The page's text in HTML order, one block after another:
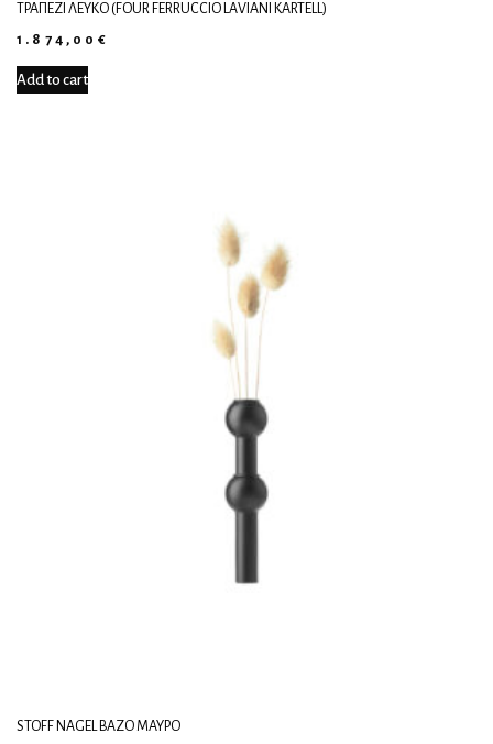
ΤΡΑΠΈΖΙ ΛΕΥΚΌ (FOUR FERRUCCIO LAVIANI KARTELL)
1.874,00 €
Add to cart
STOFF NAGEL ΒΆΖΟ ΜΑΎΡΟ